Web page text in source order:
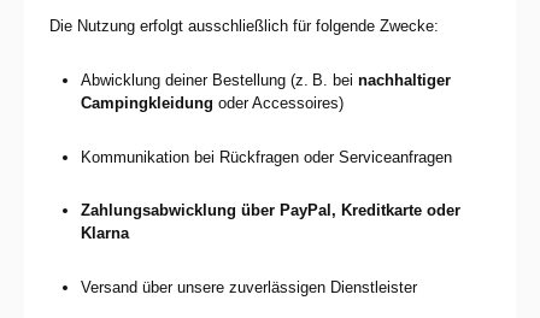
Die Nutzung erfolgt ausschließlich für folgende Zwecke:
Abwicklung deiner Bestellung (z. B. bei nachhaltiger
Campingkleidung oder Accessoires)
Kommunikation bei Rückfragen oder Serviceanfragen
Zahlungsabwicklung über PayPal, Kreditkarte oder
Klarna
Versand über unsere zuverlässigen Dienstleister